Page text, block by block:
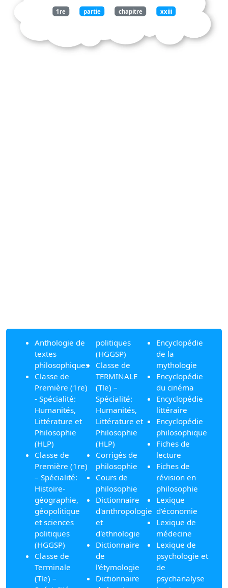
1re partie chapitre xxiii
Anthologie de
textes
philosophiques
Classe de
Première (1re)
- Spécialité:
Humanités,
Littérature et
Philosophie
(HLP)
Classe de
Première (1re)
– Spécialité:
Histoire-
géographie,
géopolitique
et sciences
politiques
(HGGSP)
Classe de
Terminale
(Tle) –
politiques
(HGGSP)
Classe de
TERMINALE
(Tle) –
Spécialité:
Humanités,
Littérature et
Philosophie
(HLP)
Corrigés de
philosophie
Cours de
philosophie
Dictionnaire
d'anthropologie
et
d'ethnologie
Dictionnaire
de
l'étymologie
Dictionnaire
Encyclopédie
de la
mythologie
Encyclopédie
du cinéma
Encyclopédie
littéraire
Encyclopédie
philosophique
Fiches de
lecture
Fiches de
révision en
philosophie
Lexique
d'économie
Lexique de
médecine
Lexique de
psychologie et
de
psychanalyse